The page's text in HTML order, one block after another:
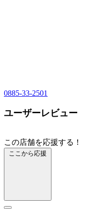
0885-33-2501
ユーザーレビュー
この店舗を応援する！
ここから応援